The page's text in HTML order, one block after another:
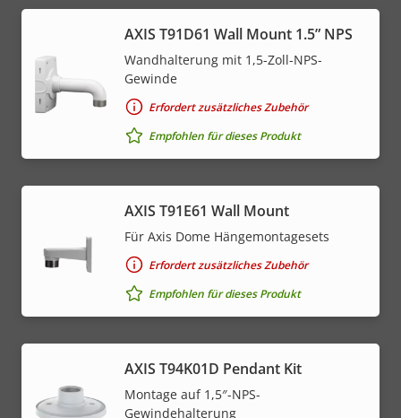
AXIS T91D61 Wall Mount 1.5” NPS
Wandhalterung mit 1,5-Zoll-NPS-
Gewinde
Erfordert zusätzliches Zubehör
Empfohlen für dieses Produkt
AXIS T91E61 Wall Mount
Für Axis Dome Hängemontagesets
Erfordert zusätzliches Zubehör
Empfohlen für dieses Produkt
AXIS T94K01D Pendant Kit
Montage auf 1,5″-NPS-
Gewindehalterung